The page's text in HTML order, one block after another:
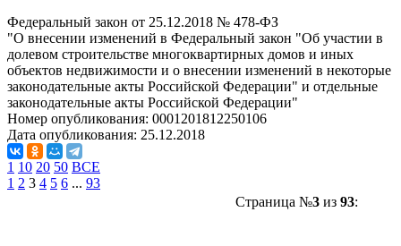
Федеральный закон от 25.12.2018 № 478-ФЗ
"О внесении изменений в Федеральный закон "Об участии в
долевом строительстве многоквартирных домов и иных
объектов недвижимости и о внесении изменений в некоторые
законодательные акты Российской Федерации" и отдельные
законодательные акты Российской Федерации"
Номер опубликования: 0001201812250106
Дата опубликования: 25.12.2018
1 10 20 50 ВСЕ
1 2 3 4 5 6 ... 93
Страница №3из 93: